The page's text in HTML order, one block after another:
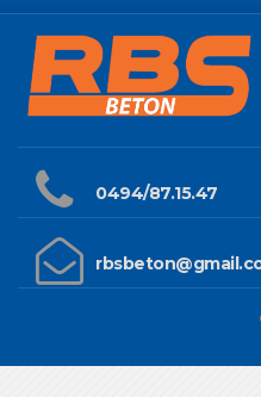
0494/87.15.47